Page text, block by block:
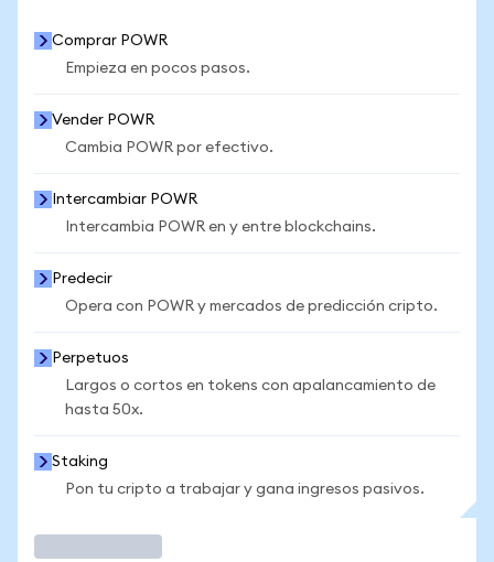
Comprar POWR
Empieza en pocos pasos.
Vender POWR
Cambia POWR por efectivo.
Intercambiar POWR
Intercambia POWR en y entre blockchains.
Predecir
Opera con POWR y mercados de predicción cripto.
Perpetuos
Largos o cortos en tokens con apalancamiento de
hasta 50x.
Staking
Pon tu cripto a trabajar y gana ingresos pasivos.